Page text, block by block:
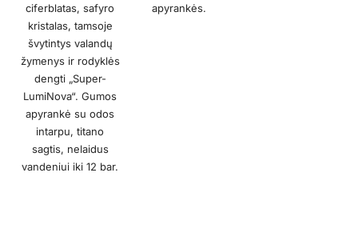
ciferblatas, safyro
kristalas, tamsoje
švytintys valandų
žymenys ir rodyklės
dengti „Super-
LumiNova“. Gumos
apyrankė su odos
intarpu, titano
sagtis, nelaidus
vandeniui iki 12 bar.
apyrankės.